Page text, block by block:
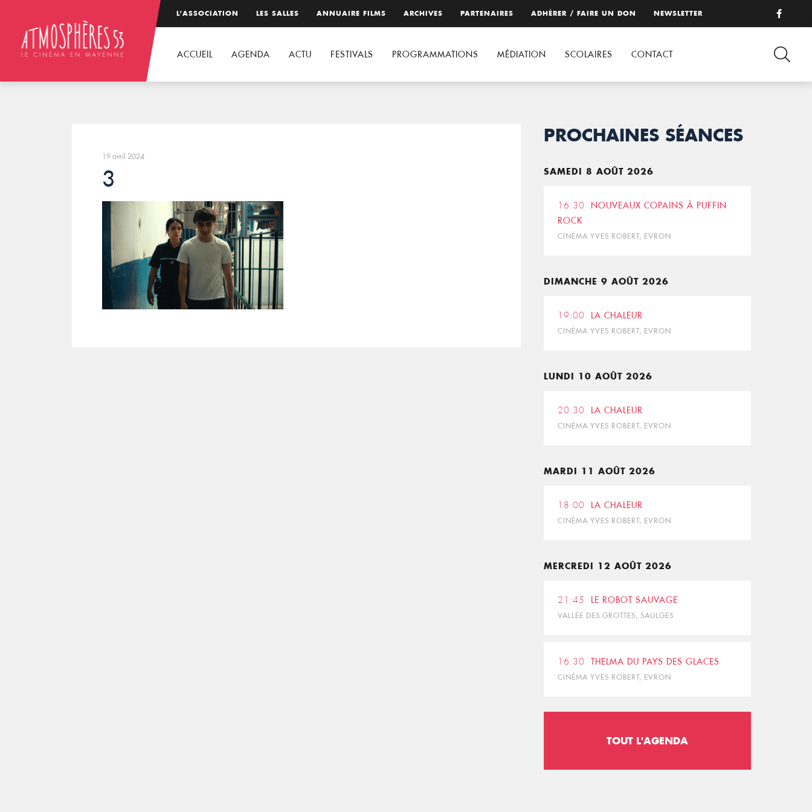
L’ASSOCIATION LES SALLES ANNUAIRE FILMS ARCHIVES PARTENAIRES ADHÉRER / FAIRE UN DON NEWSLETTER
ACCUEIL AGENDA ACTU FESTIVALS PROGRAMMATIONS MÉDIATION SCOLAIRES CONTACT
19 avril 2024
3
PROCHAINES SÉANCES
SAMEDI 8 AOÛT 2026
16:30
NOUVEAUX COPAINS À PUFFIN
ROCK
CINÉMA YVES ROBERT, EVRON
DIMANCHE 9 AOÛT 2026
19:00 LA CHALEUR
CINÉMA YVES ROBERT, EVRON
LUNDI 10 AOÛT 2026
20:30 LA CHALEUR
CINÉMA YVES ROBERT, EVRON
MARDI 11 AOÛT 2026
18:00 LA CHALEUR
CINÉMA YVES ROBERT, EVRON
MERCREDI 12 AOÛT 2026
21:45 LE ROBOT SAUVAGE
VALLÉE DES GROTTES, SAULGES
16:30 THELMA DU PAYS DES GLACES
CINÉMA YVES ROBERT, EVRON
TOUT L'AGENDA